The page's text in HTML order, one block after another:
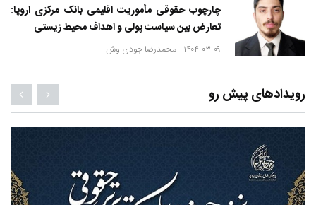
چارچوب حقوقی مأموریت اقلیمی بانک مرکزی اروپا:
تعارض بین سیاست پولی و اهداف محیط زیستی
۱۴۰۴-۰۳-۰۹ - محمدرضا جودی وش
رویدادهای پیش رو